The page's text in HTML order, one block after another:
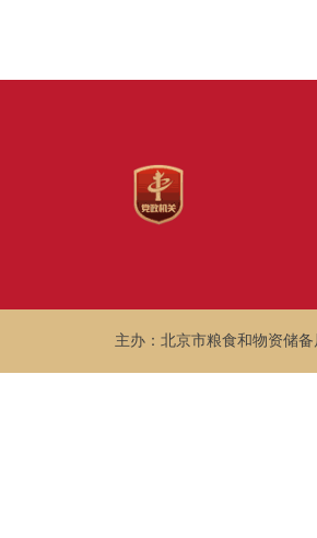
主办：北京市粮食和物资储